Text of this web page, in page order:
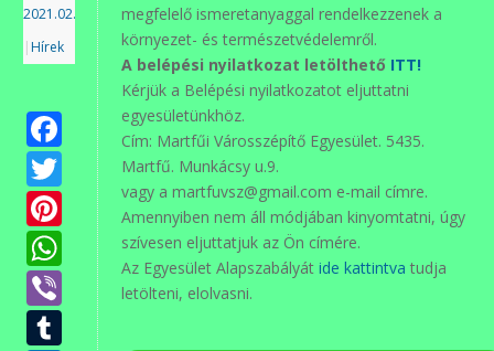
2021.02.05.
|Hírek
Facebook
Twitter
Pinterest
WhatsApp
Viber
Tumblr
megfelelő ismeretanyaggal rendelkezzenek a
környezet- és természetvédelemről.
A belépési nyilatkozat letölthető ITT!
Kérjük a Belépési nyilatkozatot eljuttatni
egyesületünkhöz.
Cím: Martfűi Városszépítő Egyesület. 5435.
Martfű. Munkácsy u.9.
vagy a martfuvsz@gmail.com e-mail címre.
Amennyiben nem áll módjában kinyomtatni, úgy
szívesen eljuttatjuk az Ön címére.
Az Egyesület Alapszabályát ide kattintva tudja
letölteni, elolvasni.